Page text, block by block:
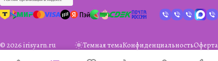
© 2026 irisyarn.ru Темная темаКонфиденциальностьОферта